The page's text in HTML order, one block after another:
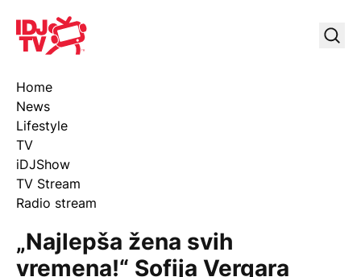
IDJ TV
Home
News
Lifestyle
TV
iDJShow
TV Stream
Radio stream
„Najlepša žena svih
vremena!“ Sofija Vergara